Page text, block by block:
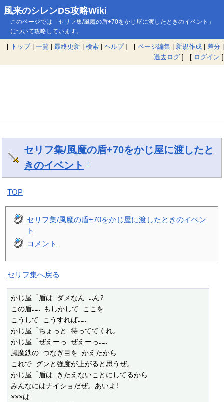
風来のシレンDS攻略Wiki
このページでは「セリフ集/風魔の盾+70をかじ屋に渡したときのイベント」
について攻略しています。
[ トップ| 一覧 | 最終更新 | 検索 | ヘルプ] [ ページ編集 | 新規作成 | 差分 |
過去ログ ] [ ログイン ]
セリフ集/風魔の盾+70をかじ屋に渡したと
きのイベント
†
TOP
セリフ集/風魔の盾+70をかじ屋に渡したときのイベン
ト
コメント
セリフ集へ戻る
かじ屋「盾は ダメなん …ん?
この盾…… もしかして ここを
こうして こうすれば……
かじ屋「ちょっと 待っててくれ。
かじ屋「ぜえーっ ぜえーっ……
風魔鉄の つなぎ目を かえたから
これで グンと強度が上がると思うぜ。
かじ屋「盾は きたえないことにしてるから
みんなにはナイショだぜ。あいよ!
×××は